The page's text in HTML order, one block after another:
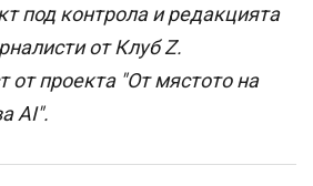
под контрола и редакцията
от Клуб Z.
от проекта "От мястото на
AI".